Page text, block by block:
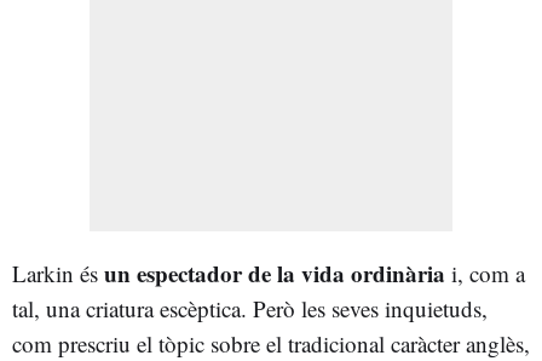
Larkin és un espectador de la vida ordinària i, com a
tal, una criatura escèptica. Però les seves inquietuds,
com prescriu el tòpic sobre el tradicional caràcter anglès,